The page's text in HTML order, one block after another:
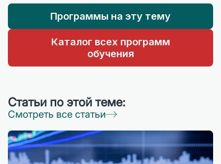
Программы на эту тему
Каталог всех программ
обучения
Статьи по этой теме:
Смотреть все статьи